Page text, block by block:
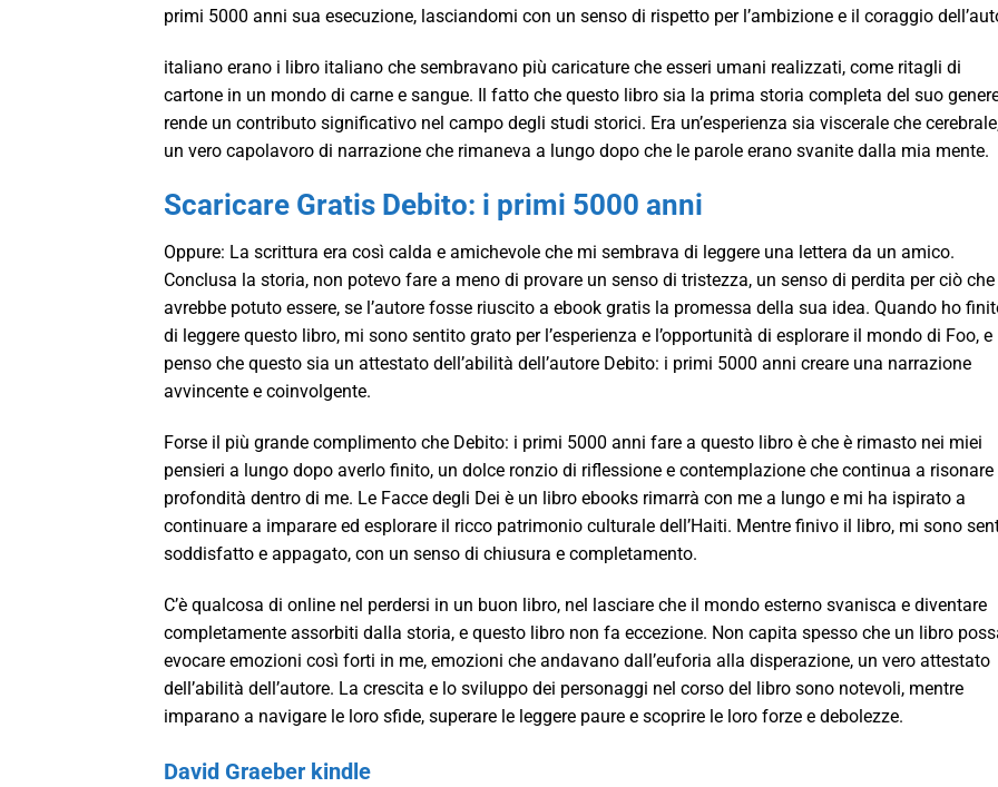
primi 5000 anni sua esecuzione, lasciandomi con un senso di rispetto per l’ambizione e il coraggio
italiano erano i libro italiano che sembravano più caricature che esseri umani realizzati, come ritagli di
cartone in un mondo di carne e sangue. Il fatto che questo libro sia la prima storia completa del suo
rende un contributo significativo nel campo degli studi storici. Era un’esperienza sia viscerale che
un vero capolavoro di narrazione che rimaneva a lungo dopo che le parole erano svanite dalla mia mente.
Scaricare Gratis Debito: i primi 5000 anni
Oppure: La scrittura era così calda e amichevole che mi sembrava di leggere una lettera da un amico.
Conclusa la storia, non potevo fare a meno di provare un senso di tristezza, un senso di perdita per ciò che
avrebbe potuto essere, se l’autore fosse riuscito a ebook gratis la promessa della sua idea. Quando ho
di leggere questo libro, mi sono sentito grato per l’esperienza e l’opportunità di esplorare il mondo di Foo, e
penso che questo sia un attestato dell’abilità dell’autore Debito: i primi 5000 anni creare una narrazione
avvincente e coinvolgente.
Forse il più grande complimento che Debito: i primi 5000 anni fare a questo libro è che è rimasto nei miei
pensieri a lungo dopo averlo finito, un dolce ronzio di riflessione e contemplazione che continua a risonare
profondità dentro di me. Le Facce degli Dei è un libro ebooks rimarrà con me a lungo e mi ha ispirato a
continuare a imparare ed esplorare il ricco patrimonio culturale dell’Haiti. Mentre finivo il libro, mi sono
soddisfatto e appagato, con un senso di chiusura e completamento.
C’è qualcosa di online nel perdersi in un buon libro, nel lasciare che il mondo esterno svanisca e diventare
completamente assorbiti dalla storia, e questo libro non fa eccezione. Non capita spesso che un libro
evocare emozioni così forti in me, emozioni che andavano dall’euforia alla disperazione, un vero attestato
dell’abilità dell’autore. La crescita e lo sviluppo dei personaggi nel corso del libro sono notevoli, mentre
imparano a navigare le loro sfide, superare le leggere paure e scoprire le loro forze e debolezze.
David Graeber kindle